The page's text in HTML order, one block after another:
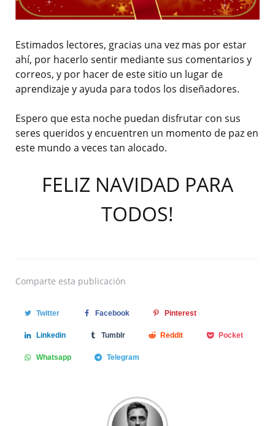
Estimados lectores, gracias una vez mas por estar
ahí, por hacerlo sentir mediante sus comentarios y
correos, y por hacer de este sitio un lugar de
aprendizaje y ayuda para todos los diseñadores.
Espero que esta noche puedan disfrutar con sus
seres queridos y encuentren un momento de paz en
este mundo a veces tan alocado.
FELIZ NAVIDAD PARA
TODOS!
Comparte esta publicación
Twitter Facebook Pinterest
Linkedin Tumblr Reddit Pocket
Whatsapp Telegram